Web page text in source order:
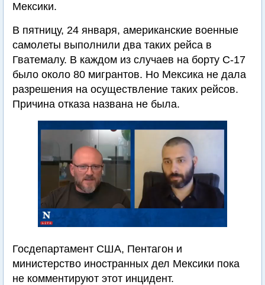
Мексики.
В пятницу, 24 января, американские военные
самолеты выполнили два таких рейса в
Гватемалу. В каждом из случаев на борту C-17
было около 80 мигрантов. Но Мексика не дала
разрешения на осуществление таких рейсов.
Причина отказа названа не была.
Госдепартамент США, Пентагон и
министерство иностранных дел Мексики пока
не комментируют этот инцидент.